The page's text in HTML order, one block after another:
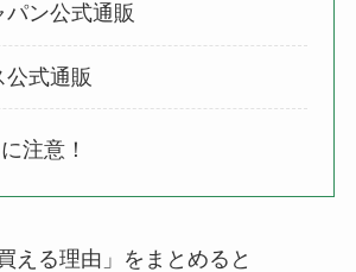
パン公式通販
公式通販
注意！
える理由」をまとめると